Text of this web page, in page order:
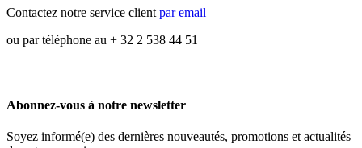
Contactez notre service clientpar email
ou par téléphone au + 32 2 538 44 51
Abonnez-vous à notre newsletter
Soyez informé(e) des dernières nouveautés, promotions et actualités